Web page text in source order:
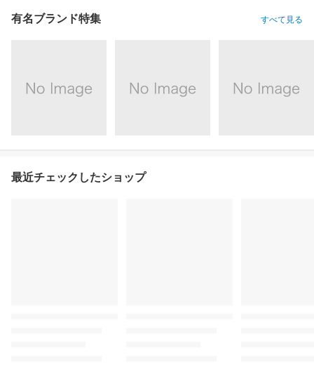
有名ブランド特集 すべて見る
最近チェックしたショップ